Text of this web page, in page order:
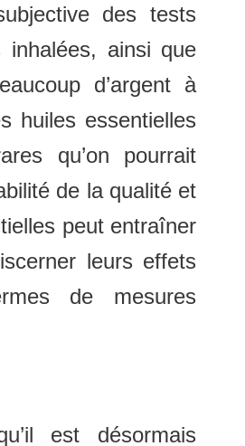
des tests
inhalées, ainsi que
d’argent à
huiles essentielles
qu’on pourrait
de la qualité et
peut entraîner
leurs effets
de mesures
est désormais